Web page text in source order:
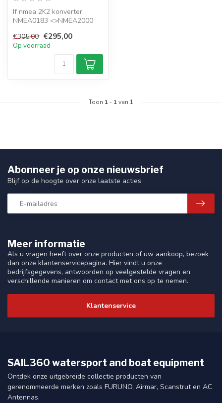
If nmea 2K2 konverter
NMEA0183 <>NMEA2000
€305,00 €295,00
Op voorraad
Toon 1 - 1van 1
Meer informatie
Als u vragen heeft over onze producten of uw aankoop, bezoek
dan onze klantenservicepagina. Hier vindt u onze
bedrijfsgegevens, antwoorden op veelgestelde vragen en
verschillende manieren om contact met ons op te nemen.
Klantenservice
Abonneer je op onze nieuwsbrief
Blijf op de hoogte over onze laatste acties
SAIL360 watersport and boat equipment
Ontdek onze uitgebreide collectie producten van
gerenommeerde merken zoals FURUNO, Airmar, Scanstrut en AC
Antennas.